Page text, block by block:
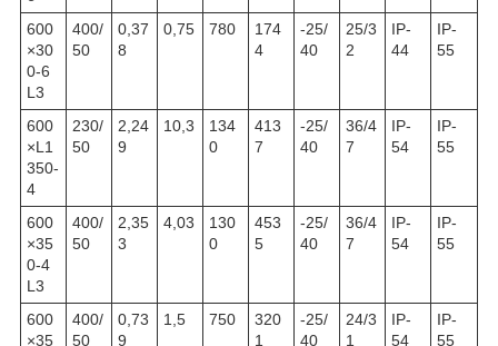
600
×30
0-6
L3
400/
50
0,37
8
0,75 780
174
4
-25/
40
25/3
2
IP-
44
IP-
55
600
×L1
350-
4
230/
50
2,24
9
10,3
134
0
413
7
-25/
40
36/4
7
IP-
54
IP-
55
600
×35
0-4
L3
400/
50
2,35
3
4,03
130
0
453
5
-25/
40
36/4
7
IP-
54
IP-
55
600
×35
400/
50
0,73
9
1,5 750
320
1
-25/
40
24/3
1
IP-
54
IP-
55